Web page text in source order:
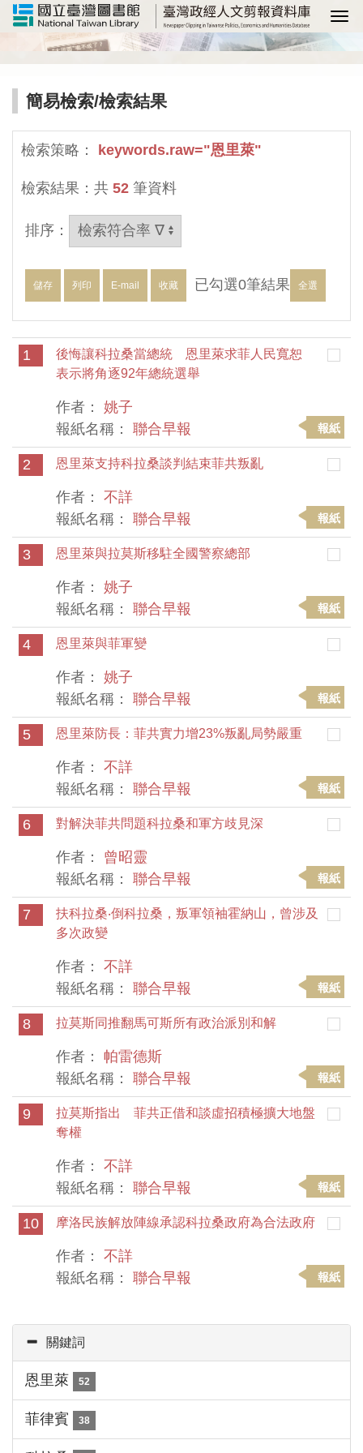
選
簡易檢索/檢索結果
檢索策略： keywords.raw="恩里萊"
檢索結果：共 52 筆資料
排序：
儲存 列印 E-mail 收藏 已勾選0筆結果 全選
1
後悔讓科拉桑當總統 恩里萊求菲人民寬恕
表示將角逐92年總統選舉
作者： 姚子
報紙名稱： 聯合早報 報紙
2 恩里萊支持科拉桑談判結束菲共叛亂
作者： 不詳
報紙名稱： 聯合早報 報紙
3 恩里萊與拉莫斯移駐全國警察總部
作者： 姚子
報紙名稱： 聯合早報 報紙
4 恩里萊與菲軍變
作者： 姚子
報紙名稱： 聯合早報 報紙
5 恩里萊防長：菲共實力增23%叛亂局勢嚴重
作者： 不詳
報紙名稱： 聯合早報 報紙
6 對解決菲共問題科拉桑和軍方歧見深
作者： 曾昭靈
報紙名稱： 聯合早報 報紙
7
扶科拉桑‧倒科拉桑，叛軍領袖霍納山，曾涉及
多次政變
作者： 不詳
報紙名稱： 聯合早報 報紙
8 拉莫斯同推翻馬可斯所有政治派別和解
作者： 帕雷德斯
報紙名稱： 聯合早報 報紙
9
拉莫斯指出 菲共正借和談虛招積極擴大地盤
奪權
作者： 不詳
報紙名稱： 聯合早報 報紙
10 摩洛民族解放陣線承認科拉桑政府為合法政府
作者： 不詳
報紙名稱： 聯合早報 報紙
關鍵詞
恩里萊 52
菲律賓 38